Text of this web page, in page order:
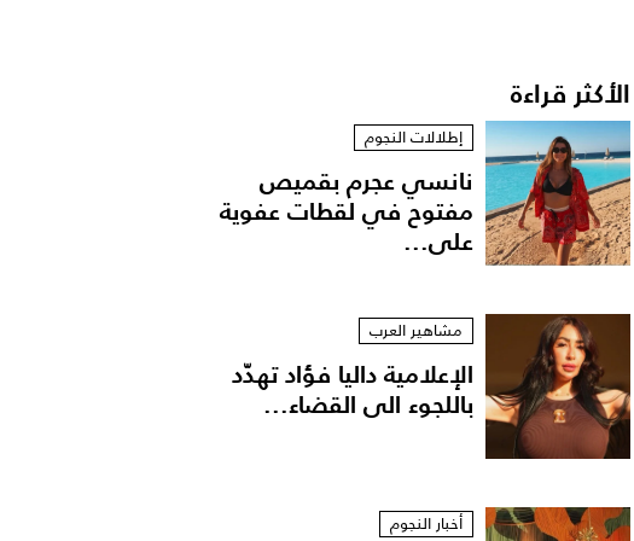
الأكثر قراءة
إطلالات النجوم
نانسي عجرم بقميص
مفتوح في لقطات عفوية
على...
مشاهير العرب
الإعلامية داليا فؤاد تهدّد
باللجوء الى القضاء...
أخبار النجوم